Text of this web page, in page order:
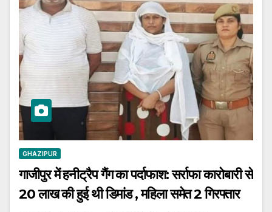
GHAZIPUR
गाजीपुर में हनीट्रैप गैंग का पर्दाफाश: सर्राफा कारोबारी से
20 लाख की हुई थी डिमांड , महिला समेत 2 गिरफ्तार